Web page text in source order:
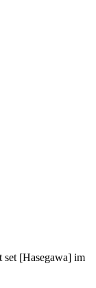
set [Hasegawa] im